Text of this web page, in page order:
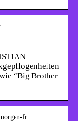
“Big Brother
fr…